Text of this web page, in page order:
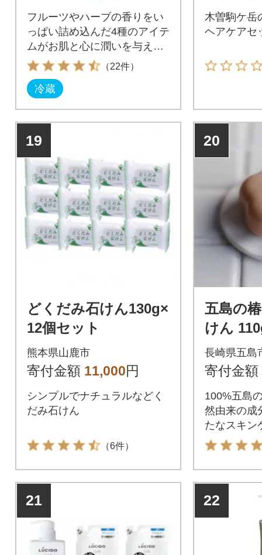
フルーツやハーブの香りをい
っぱい詰め込んだ4種のアイテ
ムがお肌と心に潤いを与えて
柔らかに。
（22件）
冷蔵
木曽駒ケ岳
ヘアケアセ
19
どくだみ石けん130g×
12個セット
熊本県山鹿市
寄付金額 11,000円
シンプルでナチュラルなどく
だみ石けん
（6件）
20
五島の
けん
長崎県五島
寄付金額
100%五島
然由来の成
たなスキン
21 22